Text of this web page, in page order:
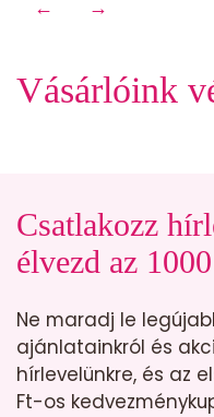
← →
Vásárlóink
Csatlakozz
élvezd az
Ne maradj le
ajánlatainkról és
hírlevelünkre, és az
Ft-os